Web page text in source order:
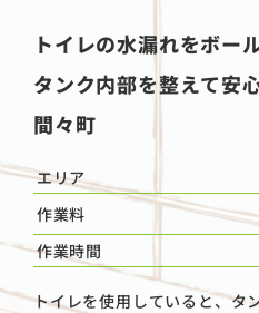
トイレの水漏れをボー
タンク内部を整えて安
間々町
エリア
作業料
作業時間
トイレを使用していると、タ